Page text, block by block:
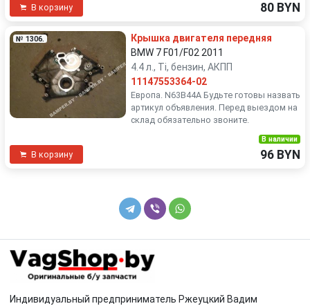
В корзину 80 BYN
№ 1306.
Крышка двигателя передняя
BMW 7 F01/F02 2011
4.4 л., Ti, бензин, АКПП
11147553364-02
Европа. N63B44A Будьте готовы назвать
артикул объявления. Перед выездом на
склад обязательно звоните.
В корзину
В наличии
96 BYN
Индивидуальный предприниматель Ржеуцкий Вадим